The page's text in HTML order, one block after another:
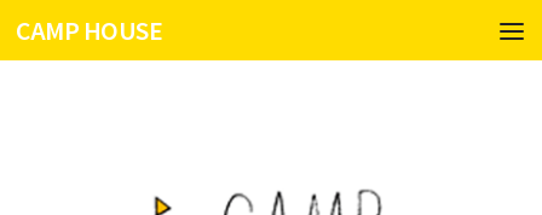
コンテンツへスキップ
CAMP HOUSE